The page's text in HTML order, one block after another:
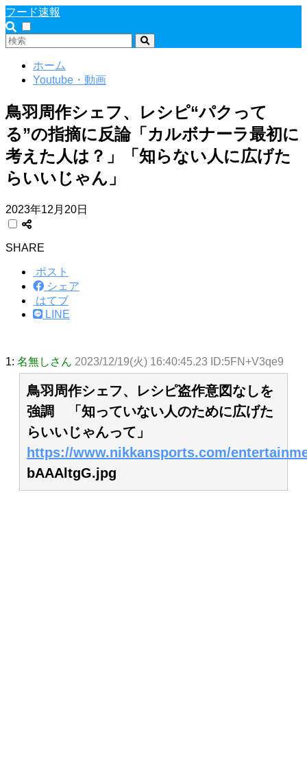
フード速報
ホーム
Youtube・動画
鳥羽周作シェフ、レシピ“パクって
る”の指摘に反論「カルボナーラ最初に
考えた人は？」「知らない人に広げた
らいいじゃん」
2023年12月20日
SHARE
ポスト
シェア
はてブ
LINE
1: 名無しさん 2023/12/19(火) 16:40:45.23 ID:5FN+V3qe9
鳥羽周作シェフ、レシピ盗作意図なしを
強調 「知っていない人のために広げた
らいいじゃんって」
https://www.nikkansports.com/
bAAAltgG.jpg